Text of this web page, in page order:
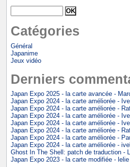
Catégories
Général
Japanime
Jeux vidéo
Derniers
Japan Expo 2025 - la carte avancée -
Japan Expo 2024 - la carte améliorée - Ivel
Japan Expo 2024 - la carte améliorée -
Japan Expo 2024 - la carte améliorée - Ivel
Japan Expo 2024 - la carte améliorée - Ivel
Japan Expo 2024 - la carte améliorée -
Japan Expo 2024 - la carte améliorée -
Japan Expo 2024 - la carte améliorée - ivel
Ghost In The Shell: patch de traduction -
Japan Expo 2023 - la carte modifiée - lelie